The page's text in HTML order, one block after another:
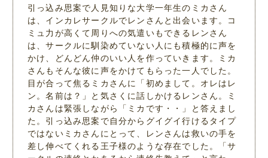
引っ込み思案で人見知りな大学一年生のミカさん
は、インカレサークルでレンさんと出会います。コ
ミュ力が高くて周りへの気遣いもできるレンさん
は、サークルに馴染めていない人にも積極的に声を
かけ、どんどん仲のいい人を作っていきます。ミカ
さんもそんな彼に声をかけてもらった一人でした。
目が合って焦るミカさんに「初めまして。オレはレ
ン。名前は？」と気さくに話しかけるレンさん。ミ
カさんは緊張しながら「ミカです・・」と答えまし
た。引っ込み思案で自分からグイグイ行けるタイプ
ではないミカさんにとって、レンさんは救いの手を
差し伸べてくれる王子様のような存在でした。「サ